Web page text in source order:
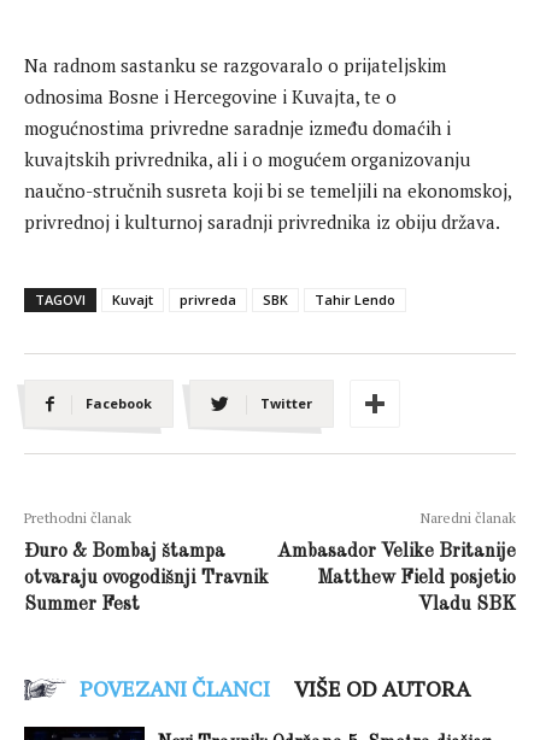
Na radnom sastanku se razgovaralo o prijateljskim
odnosima Bosne i Hercegovine i Kuvajta, te o
mogućnostima privredne saradnje između domaćih i
kuvajtskih privrednika, ali i o mogućem organizovanju
naučno-stručnih susreta koji bi se temeljili na ekonomskoj,
privrednoj i kulturnoj saradnji privrednika iz obiju država.
TAGOVI Kuvajt privreda SBK Tahir Lendo
Facebook Twitter
Prethodni članak
Đuro & Bombaj štampa
otvaraju ovogodišnji Travnik
Summer Fest
Naredni članak
Ambasador Velike Britanije
Matthew Field posjetio
Vladu SBK
POVEZANI ČLANCI VIŠE OD AUTORA